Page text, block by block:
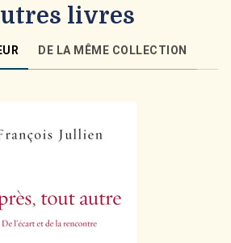
livres
DE LA MÊME COLLECTION